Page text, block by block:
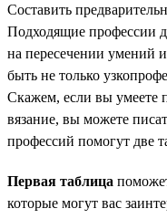
Составить
Подходящие профессии
на пересечении умений
быть не только
Скажем, если вы умеете
вязание, вы можете
профессий помогут две
Первая таблица
которые могут вас